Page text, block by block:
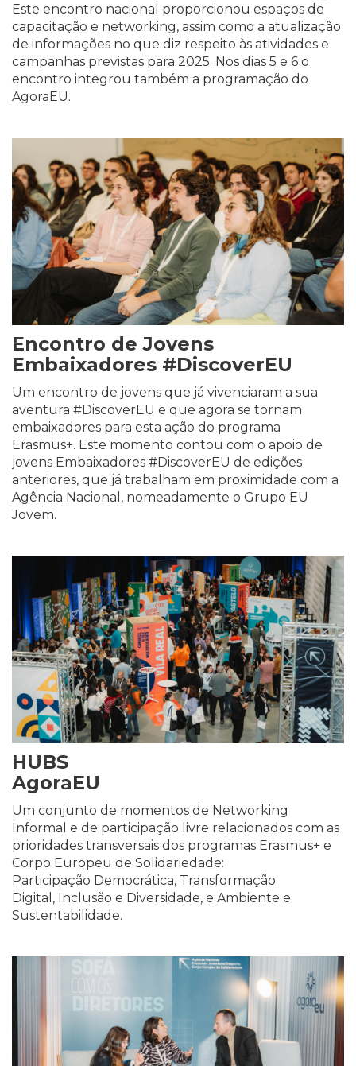
Este encontro nacional proporcionou espaços de
capacitação e networking, assim como a atualização
de informações no que diz respeito às atividades e
campanhas previstas para 2025. Nos dias 5 e 6 o
encontro integrou também a programação do
AgoraEU.
Encontro de Jovens
Embaixadores #DiscoverEU
Um encontro de jovens que já vivenciaram a sua
aventura #DiscoverEU e que agora se tornam
embaixadores para esta ação do programa
Erasmus+. Este momento contou com o apoio de
jovens Embaixadores #DiscoverEU de edições
anteriores, que já trabalham em proximidade com a
Agência Nacional, nomeadamente o Grupo EU
Jovem.
HUBS
AgoraEU
Um conjunto de momentos de Networking
Informal e de participação livre relacionados com as
prioridades transversais dos programas Erasmus+ e
Corpo Europeu de Solidariedade:
Participação Democrática, Transformação
Digital, Inclusão e Diversidade, e Ambiente e
Sustentabilidade.